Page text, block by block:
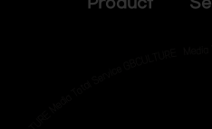
Product